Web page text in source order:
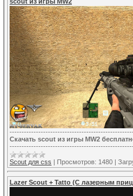
Скачать scout из игры MW2
Scout для css | Просмотров: 1480 |
Lazer Scout + Tatto (С лазерным